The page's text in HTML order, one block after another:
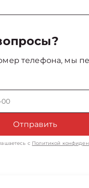
телефона, мы
Отправить
с Политикой